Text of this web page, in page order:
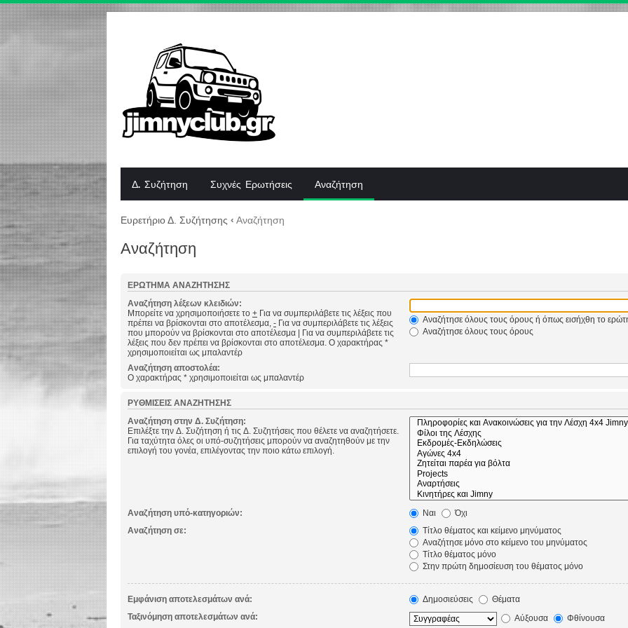
Δ. Συζήτηση Συχνές Ερωτήσεις Αναζήτηση
Ευρετήριο Δ. Συζήτησης ‹ Αναζήτηση
Αναζήτηση
ΕΡΏΤΗΜΑ ΑΝΑΖΉΤΗΣΗΣ
Αναζήτηση λέξεων κλειδιών:
Μπορείτε να χρησιμοποιήσετε το + Για να συμπεριλάβετε τις λέξεις που
πρέπει να βρίσκονται στο αποτέλεσμα, - Για να συμπεριλάβετε τις λέξεις
που μπορούν να βρίσκονται στο αποτέλεσμα | Για να συμπεριλάβετε τις
λέξεις που δεν πρέπει να βρίσκονται στο αποτέλεσμα. Ο χαρακτήρας *
χρησιμοποιείται ως μπαλαντέρ
Αναζήτησε όλους τους όρους ή όπως εισήχθη το
Αναζήτησε όλους τους όρους
Αναζήτηση αποστολέα:
Ο χαρακτήρας * χρησιμοποιείται ως μπαλαντέρ
ΡΥΘΜΊΣΕΙΣ ΑΝΑΖΉΤΗΣΗΣ
Αναζήτηση στην Δ. Συζήτηση:
Επιλέξτε την Δ. Συζήτηση ή τις Δ. Συζητήσεις που θέλετε να αναζητήσετε.
Για ταχύτητα όλες οι υπό-συζητήσεις μπορούν να αναζητηθούν με την
επιλογή του γονέα, επιλέγοντας την ποιο κάτω επιλογή.
Αναζήτηση υπό-κατηγοριών: Ναι
Όχι
Αναζήτηση σε:
Τίτλο θέματος και κείμενο μηνύματος
Αναζήτησε μόνο στο κείμενο του μηνύματος
Τίτλο θέματος μόνο
Στην πρώτη δημοσίευση του θέματος μόνο
Εμφάνιση αποτελεσμάτων ανά: Δημοσιεύσεις
Θέματα
Ταξινόμηση αποτελεσμάτων ανά:
Αύξουσα Φθίνουσα